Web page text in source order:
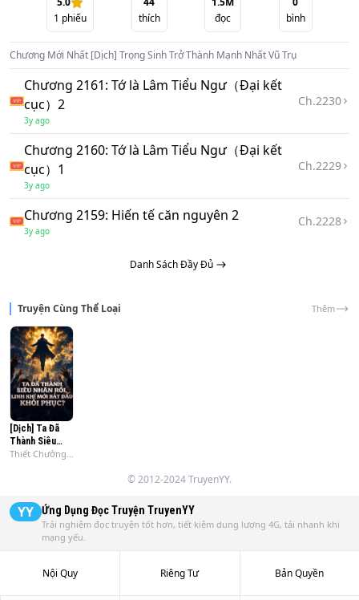
10 năm trước, nhẩm tính chỉ còn 2 năm nữa là ngày tận thế
đen tối phủ xuống, Tất cả đều có một cơ hội để thay đổi
những sai lầm, những tiếc nuối đã trải qua!
Cùng đồng hành với Diệp Tinh để vén màn bí ẩn ngày tận
thế nào
1 phiếu
thích
đọc
bình
Chương Mới Nhất [Dịch] Trọng Sinh Trở Thành Mạnh Nhất Vũ Trụ
Chương 2161: Tớ là Lâm Tiểu Ngư（Đại kết
cục）2
3y ago
Ch.2230
Chương 2160: Tớ là Lâm Tiểu Ngư（Đại kết
cục）1
3y ago
Ch.2229
Chương 2159: Hiến tế căn nguyên 2
3y ago
Ch.2228
Danh Sách Đầy Đủ
Truyện Cùng Thể Loại Thêm
[Dịch] Ta Đã
Thành Siêu
Nhân Rồi, Linh
Thiết Chưởng
© 2012-2024 TruyenYY.
YY Ứng Dụng Đọc Truyện TruyenYY
Trải nghiệm đọc truyện tốt hơn, tiết kiệm dung lượng 4G, tải nhanh khi
mạng yếu.
Nội Quy Riêng Tư Bản Quyền